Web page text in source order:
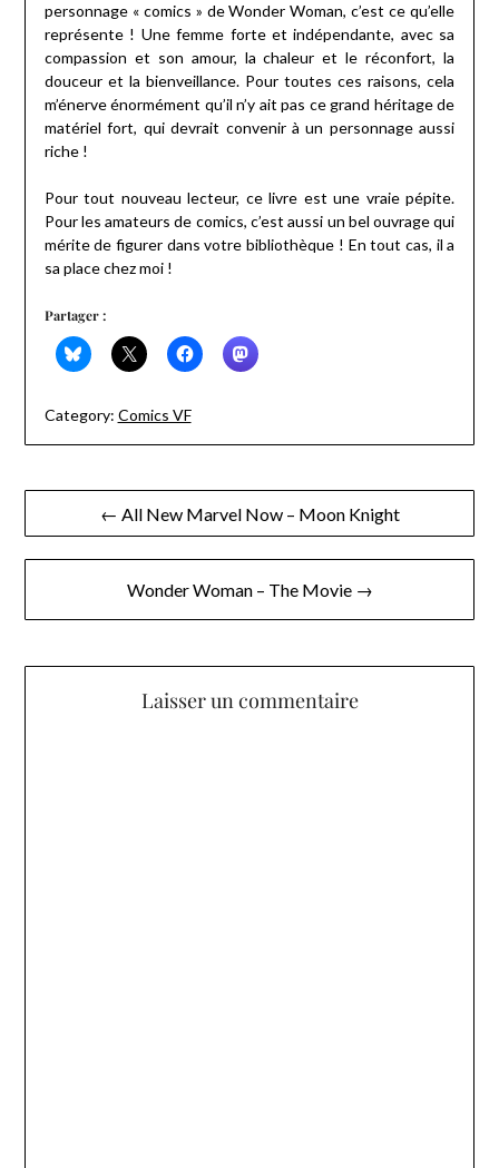
personnage « comics » de Wonder Woman, c’est ce qu’elle
représente ! Une femme forte et indépendante, avec sa
compassion et son amour, la chaleur et le réconfort, la
douceur et la bienveillance. Pour toutes ces raisons, cela
m’énerve énormément qu’il n’y ait pas ce grand héritage de
matériel fort, qui devrait convenir à un personnage aussi
riche !
Pour tout nouveau lecteur, ce livre est une vraie pépite.
Pour les amateurs de comics, c’est aussi un bel ouvrage qui
mérite de figurer dans votre bibliothèque ! En tout cas, il a
sa place chez moi !
Partager :
Category: Comics VF
Navigation
de
← All New Marvel Now – Moon Knight
Wonder Woman – The Movie →
Laisser un commentaire